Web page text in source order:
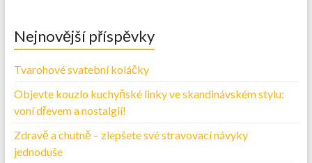
Nejnovější příspěvky
Tvarohové svatební koláčky
Objevte kouzlo kuchyňské linky ve skandinávském stylu:
voní dřevem a nostalgií!
Zdravě a chutně – zlepšete své stravovací návyky
jednoduše